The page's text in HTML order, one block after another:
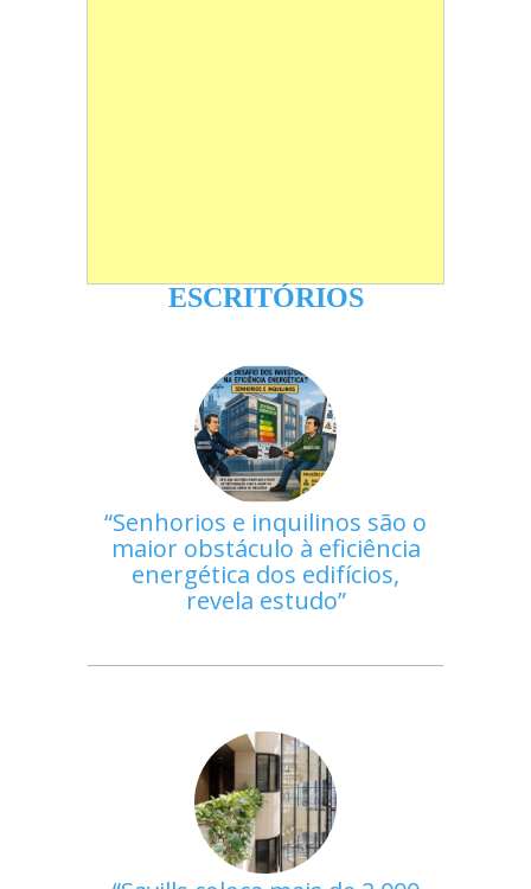
ESCRITÓRIOS
Senhorios e inquilinos são o
maior obstáculo à eficiência
energética dos edifícios,
revela estudo